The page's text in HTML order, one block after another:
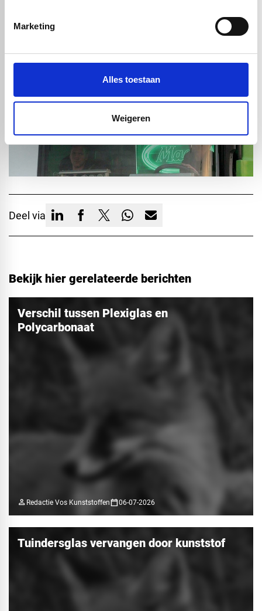
Marketing
Alles toestaan
Weigeren
fijne bewerkingen gaat of kleine onderdeeltjes, kan laseren de beste
uitkomst geven. Bij grotere producten, seriewerk of bewerkingen
Graveren van logo in plexiglas
Deel via
Bekijk hier gerelateerde berichten
Verschil tussen Plexiglas en
Polycarbonaat
person Redactie Vos Kunststoffencalendar_today06-07-2026
Tuindersglas vervangen door kunststof